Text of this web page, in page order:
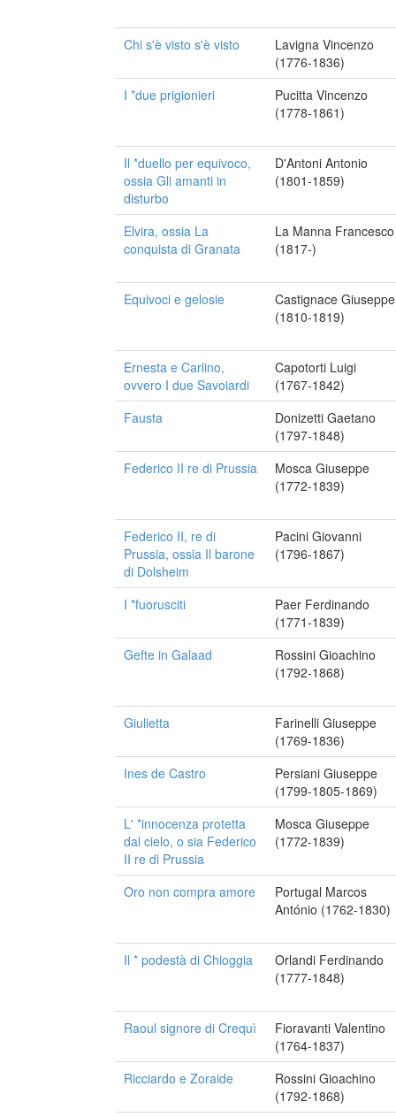
Chi s'è visto s'è visto
Lavigna Vincenzo
(1776-1836)
I *due prigionieri
Pucitta Vincenzo
(1778-1861)
Il *duello per equivoco,
ossia Gli amanti in
disturbo
D'Antoni Antonio
(1801-1859)
Elvira, ossia La
conquista di Granata
La Manna Francesco
(1817-)
Equivoci e gelosie
Castignace Giuseppe
(1810-1819)
Ernesta e Carlino,
ovvero I due Savoiardi
Capotorti Luigi
(1767-1842)
Fausta
Donizetti Gaetano
(1797-1848)
Federico II re di Prussia
Mosca Giuseppe
(1772-1839)
Federico II, re di
Prussia, ossia Il barone
di Dolsheim
Pacini Giovanni
(1796-1867)
I *fuorusciti
Paer Ferdinando
(1771-1839)
Gefte in Galaad
Rossini Gioachino
(1792-1868)
Giulietta
Farinelli Giuseppe
(1769-1836)
Ines de Castro
Persiani Giuseppe
(1799-1805-1869)
L' *innocenza protetta
dal cielo, o sia Federico
II re di Prussia
Mosca Giuseppe
(1772-1839)
Oro non compra amore
Portugal Marcos
António (1762-1830)
Il * podestà di Chioggia
Orlandi Ferdinando
(1777-1848)
Raoul signore di Crequì
Fioravanti Valentino
(1764-1837)
Ricciardo e Zoraide
Rossini Gioachino
(1792-1868)